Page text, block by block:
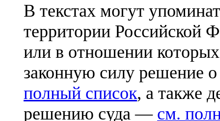
В текстах могут
территории Российской
или в отношении
законную силу решение
полный список, а также
решению суда — см.